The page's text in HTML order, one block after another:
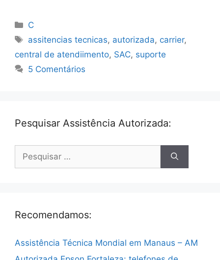
Categorias
C
Tags
assitencias tecnicas, autorizada, carrier,
central de atendiimento, SAC, suporte
5 Comentários
Pesquisar Assistência Autorizada:
por:
Recomendamos:
Assistência Técnica Mondial em Manaus – AM